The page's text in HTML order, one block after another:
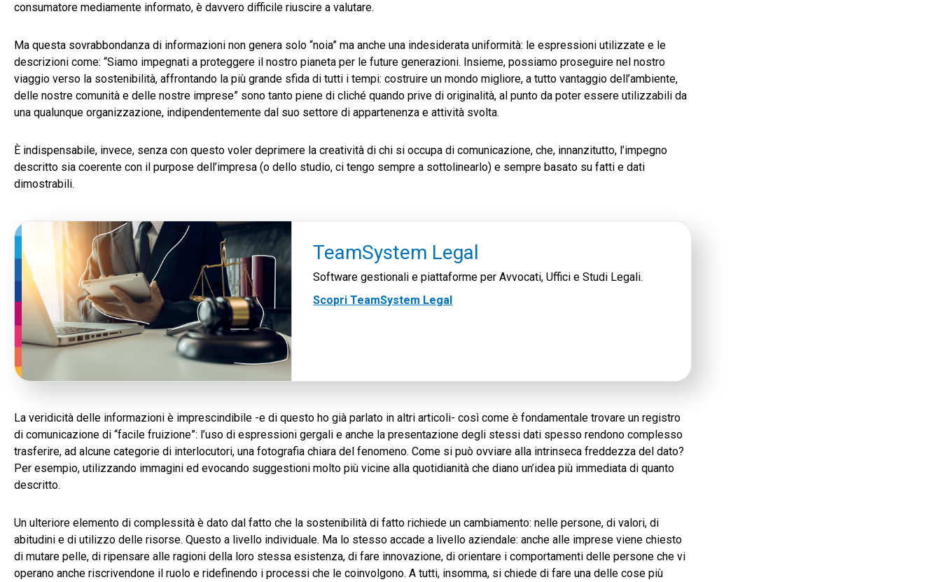
consumatore mediamente informato, è davvero difficile riuscire a valutare.
Ma questa sovrabbondanza di informazioni non genera solo “noia” ma anche una indesiderata uniformità: le espressioni utilizzate e le
descrizioni come: “Siamo impegnati a proteggere il nostro pianeta per le future generazioni. Insieme, possiamo proseguire nel nostro
viaggio verso la sostenibilità, affrontando la più grande sfida di tutti i tempi: costruire un mondo migliore, a tutto vantaggio dell’ambiente,
delle nostre comunità e delle nostre imprese” sono tanto piene di cliché quando prive di originalità, al punto da poter essere utilizzabili da
una qualunque organizzazione, indipendentemente dal suo settore di appartenenza e attività svolta.
È indispensabile, invece, senza con questo voler deprimere la creatività di chi si occupa di comunicazione, che, innanzitutto, l’impegno
descritto sia coerente con il purpose dell’impresa (o dello studio, ci tengo sempre a sottolinearlo) e sempre basato su fatti e dati
dimostrabili.
TeamSystem Legal
Software gestionali e piattaforme per Avvocati, Uffici e Studi Legali.
Scopri TeamSystem Legal
La veridicità delle informazioni è imprescindibile -e di questo ho già parlato in altri articoli- così come è fondamentale trovare un registro
di comunicazione di “facile fruizione”: l’uso di espressioni gergali e anche la presentazione degli stessi dati spesso rendono complesso
trasferire, ad alcune categorie di interlocutori, una fotografia chiara del fenomeno. Come si può ovviare alla intrinseca freddezza del dato?
Per esempio, utilizzando immagini ed evocando suggestioni molto più vicine alla quotidianità che diano un’idea più immediata di quanto
descritto.
Un ulteriore elemento di complessità è dato dal fatto che la sostenibilità di fatto richiede un cambiamento: nelle persone, di valori, di
abitudini e di utilizzo delle risorse. Questo a livello individuale. Ma lo stesso accade a livello aziendale: anche alle imprese viene chiesto
di mutare pelle, di ripensare alle ragioni della loro stessa esistenza, di fare innovazione, di orientare i comportamenti delle persone che vi
operano anche riscrivendone il ruolo e ridefinendo i processi che le coinvolgono. A tutti, insomma, si chiede di fare una delle cose più